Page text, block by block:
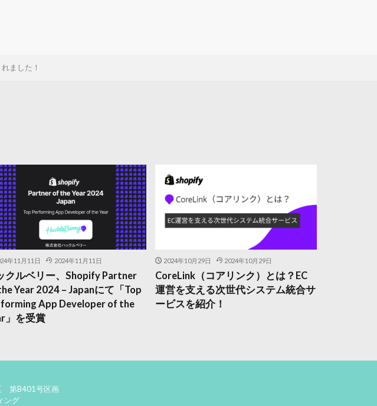
ました！
年11月11日 2024年11月11日
クルベリー、Shopify Partner
Year 2024 – Japanにて「Top
App Developer of the
」を受賞
2024年10月29日 2024年10月29日
CoreLink（コアリンク）とは？EC
運営を支える次世代システム統合サ
ービスを紹介！
第B401号区画
ング